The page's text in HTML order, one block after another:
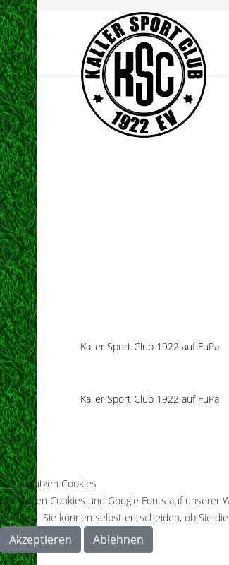
Kaller Sport Club 1922 auf FuPa
Kaller Sport Club 1922 auf FuPa
Wir benutzen Cookies
Wir nutzen Cookies und Google Fonts auf unserer
Cookies). Sie können selbst entscheiden, ob Sie
Akzeptieren Ablehnen